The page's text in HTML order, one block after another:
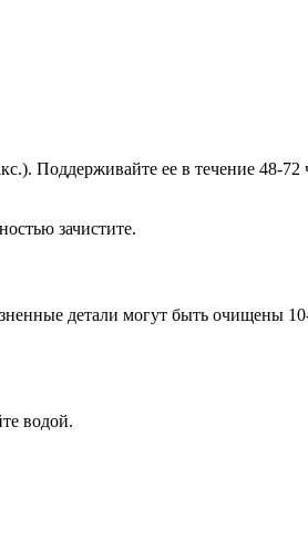
Поддерживайте ее в течение 48-
зачистите.
детали могут быть очищены
водой.